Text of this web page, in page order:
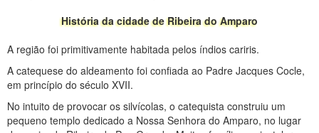
História da cidade de Ribeira do Amparo
A região foi primitivamente habitada pelos índios cariris.
A catequese do aldeamento foi confiada ao Padre Jacques Cocle,
em princípio do século XVII.
No intuito de provocar os silvícolas, o catequista construiu um
pequeno templo dedicado a Nossa Senhora do Amparo, no lugar